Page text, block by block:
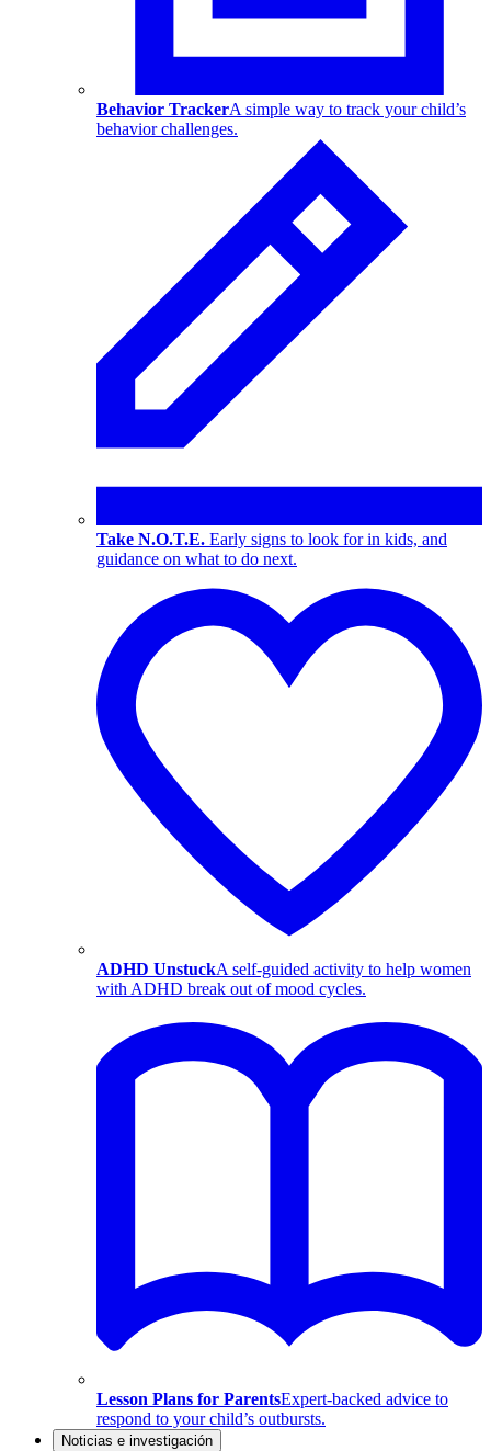
Behavior TrackerA simple way to track your child’s
behavior challenges.
Take N.O.T.E. Early signs to look for in kids, and
guidance on what to do next.
ADHD UnstuckA self-guided activity to help women
with ADHD break out of mood cycles.
Lesson Plans for ParentsExpert-backed advice to
respond to your child’s outbursts.
Noticias e investigación